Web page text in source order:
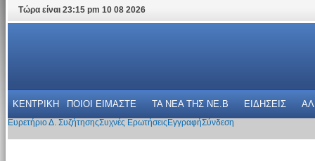
Τώρα είναι 23:15 pm 10 08 2026
ΚΕΝΤΡΙΚΗ ΠΟΙΟΙ ΕΙΜΑΣΤΕ ΤΑ ΝΕΑ THΣ NE.B ΕΙΔΗΣΕΙΣ
Ευρετήριο Δ. ΣυζήτησηςΣυχνές Ερωτήσεις ΕγγραφήΣύνδεση